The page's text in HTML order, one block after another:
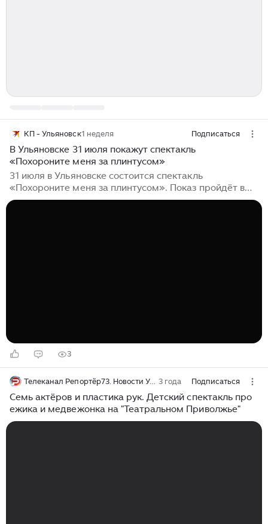
КП - Ульяновск1 неделя Подписаться
В Ульяновске 31 июля покажут спектакль
«Похороните меня за плинтусом»
31 июля в Ульяновске состоится спектакль
«Похороните меня за плинтусом». Показ пройдёт в
Молодёжном центре современного искусства на
3
Телеканал Репортёр73. Новости Ульяновск 3 года Подписаться
Семь актёров и пластика рук. Детский спектакль про
ежика и медвежонка на "Театральном Приволжье"